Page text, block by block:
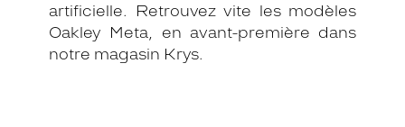
artificielle. Retrouvez vite les modèles
Oakley Meta, en avant-première dans
notre magasin Krys.